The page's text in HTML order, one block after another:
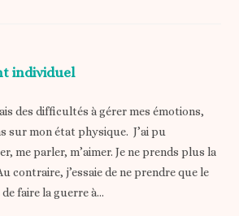
individuel
des difficultés à gérer mes émotions,
sur mon état physique. J’ai pu
me parler, m’aimer. Je ne prends plus la
contraire, j’essaie de ne prendre que le
faire la guerre à…